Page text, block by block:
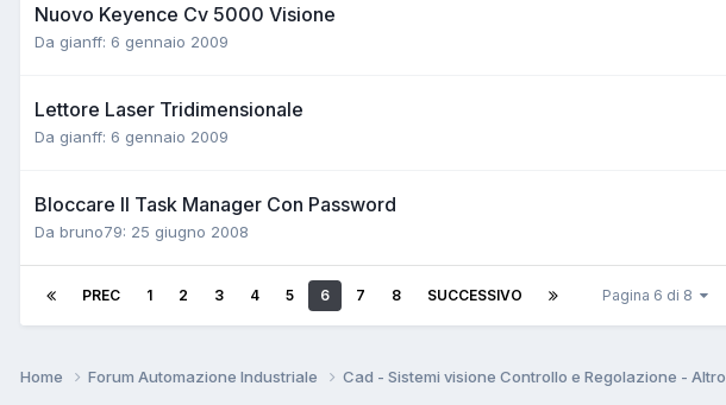
Nuovo Keyence Cv 5000 Visione
Da gianff: 6 gennaio 2009
Lettore Laser Tridimensionale
Da gianff: 6 gennaio 2009
Bloccare Il Task Manager Con Password
Da bruno79: 25 giugno 2008
PREC 1 2 3 4 5 6 7 8 SUCCESSIVO Pagina 6 di 8
Home Forum Automazione Industriale Cad - Sistemi visione Controllo e Regolazione - Altro